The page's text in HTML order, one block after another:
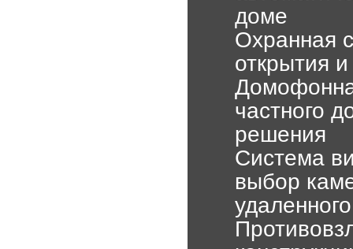
доме
Охранная
открытия
частного
решения
Система
выбор